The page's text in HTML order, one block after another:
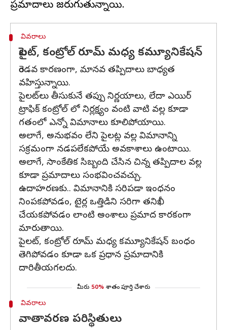
వివరాలు
పైలట్, కంట్రోల్ రూమ్ మధ్య కమ్యూనికేషన్
రెండవ కారణంగా, మానవ తప్పిదాలు బాధ్యత
వహిస్తున్నాయి.
పైలట్‌లు తీసుకునే తప్పు నిర్ణయాలు, లేదా ఎయిర్
ట్రాఫిక్ కంట్రోల్ లో నిర్లక్ష్యం వంటి వాటి వల్ల కూడా
గతంలో ఎన్నో విమానాలు కూలిపోయాయి.
అలాగే, అనుభవం లేని పైలట్ల వల్ల విమానాన్ని
సక్రమంగా నడపలేకపోయే అవకాశాలు ఉంటాయి.
అలాగే, సాంకేతిక సిబ్బంది చేసిన చిన్న తప్పిదాల వల్ల
కూడా ప్రమాదాలు సంభవించవచ్చు.
ఉదాహరణకు.. విమానానికి సరిపడా ఇంధనం
నింపకపోవడం, టైర్ల ఒత్తిడిని సరిగా తనిఖీ
చేయకపోవడం లాంటి అంశాలు ప్రమాద కారకంగా
మారుతాయి.
పైలట్, కంట్రోల్ రూమ్ మధ్య కమ్యూనికేషన్ బంధం
తెగిపోవడం కూడా ఒక ప్రధాన ప్రమాదానికి
దారితీయగలదు.
మీరు 50% శాతం పూర్తి చేశారు
వివరాలు
వాతావరణ పరిస్థితులు